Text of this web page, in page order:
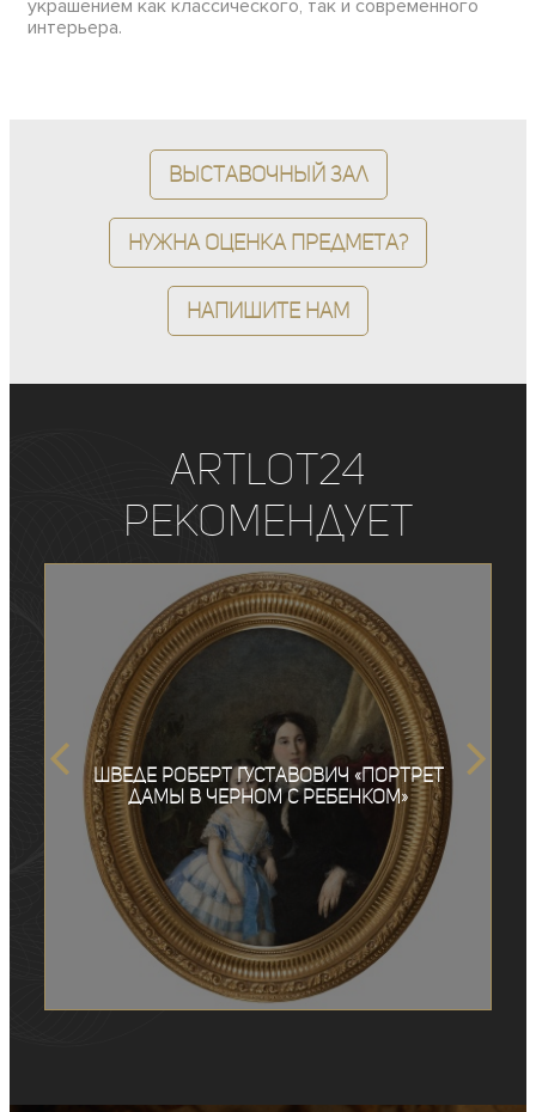
украшением как классического, так и современного
интерьера.
Выставочный зал
Нужна оценка предмета?
Напишите нам
ArtLot24
рекомендует
Шведе Роберт Густавович «Портрет
дамы в черном с ребенком»